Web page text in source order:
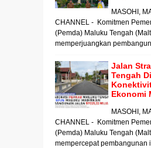
MASOHI,
CHANNEL - Komitmen
(Pemda) Maluku Tengah
memperjuangkan
Jalan
Tengah
Ekonomi
MASOHI,
CHANNEL - Komitmen
(Pemda) Maluku Tengah
mempercepat pembangunan